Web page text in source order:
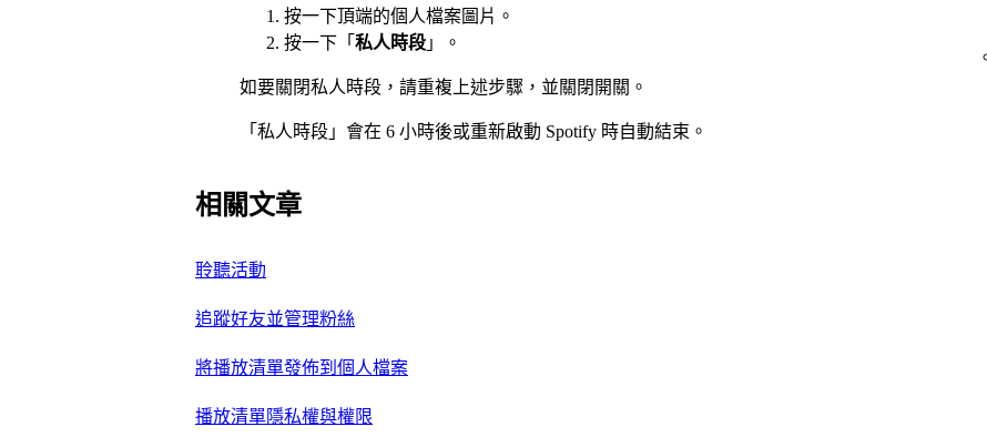
按一下頂端的個人檔案圖片。
按一下「 私人時段 」。
如要關閉私人時段，請重複上述步驟，並關閉開關。
「私人時段」會在 6 小時後或重新啟動 Spotify 時自動結束。
相關文章
聆聽活動
追蹤好友並管理粉絲
將播放清單發佈到個人檔案
播放清單隱私權與權限